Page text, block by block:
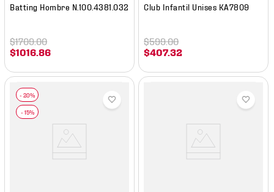
Batting Hombre N.100.4381.032
$1016 .86
$1709.00
Club Infantil Unises KA7809
$407.32
$599.00